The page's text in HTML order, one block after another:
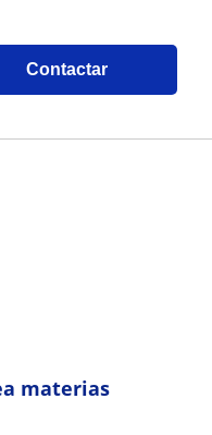
Contactar
materias